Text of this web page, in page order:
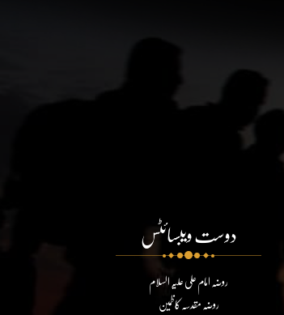
دوست ویبسائٹس
روضہ امام علی علیہ السلام
روضہ مقدسہ کاظمین